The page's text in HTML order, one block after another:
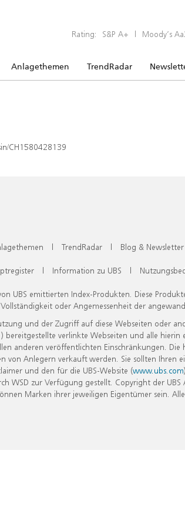
Rating: S&P A+ | Moody’s
Anlagethemen TrendRadar
CH1580428139
| TrendRadar | Blog & Newsletter
| Information zu UBS |
UBS emittierten Index-Produkten. Diese
oder Angemessenheit der
und der Zugriff auf diese Webseiten oder
verlinkte Webseiten und alle
anderen veröffentlichten Einschränkungen.
Anlegern verkauft werden. Sie sollten Ihren
und den für die UBS-Website (www.ubs.com
zur Verfügung gestellt. Copyright der
Marken ihrer jeweiligen Eigentümer sein.